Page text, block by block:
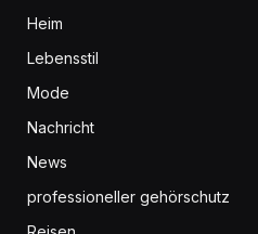
Heim
Lebensstil
Mode
Nachricht
News
professioneller gehörschutz